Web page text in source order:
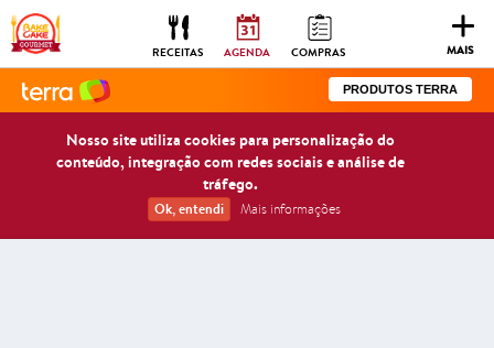
PRODUTOS TERRA
Nosso site utiliza cookies para personalização do
conteúdo, integração com redes sociais e análise de
tráfego.
Ok, entendi Mais informações
MAIS
RECEITAS AGENDA COMPRAS